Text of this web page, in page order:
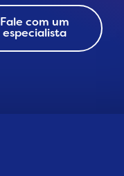
Fale com um
especialista